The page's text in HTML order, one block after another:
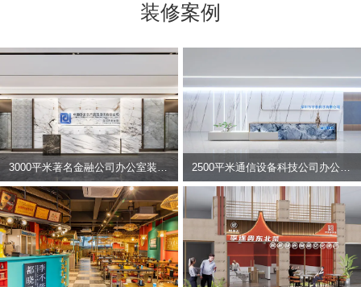
装修案例
2500平米通信设备科技公司办公室设计 | 宇泰科技